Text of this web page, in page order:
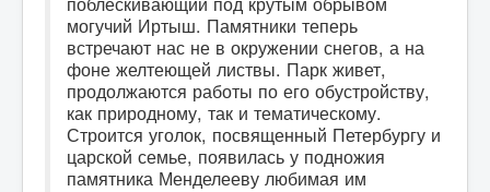
могучий Иртыш. Памятники теперь
встречают нас не в окружении снегов, а на
фоне желтеющей листвы. Парк живет,
продолжаются работы по его обустройству,
как природному, так и тематическому.
Строится уголок, посвященный Петербургу и
царской семье, появилась у подножия
памятника Менделееву любимая им